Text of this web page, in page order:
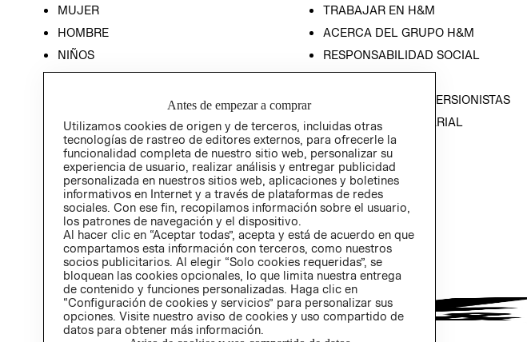
MUJER
HOMBRE
NIÑOS
HOME
TRABAJAR EN H&M
ACERCA DEL GRUPO H&M
RESPONSABILIDAD SOCIAL
PRENSA
RELACIÓN CON INVERSIONISTAS
POLÍTICA EMPRESARIAL
Antes de empezar a comprar
Utilizamos cookies de origen y de terceros, incluidas otras
tecnologías de rastreo de editores externos, para ofrecerle la
funcionalidad completa de nuestro sitio web, personalizar su
experiencia de usuario, realizar análisis y entregar publicidad
personalizada en nuestros sitios web, aplicaciones y boletines
informativos en Internet y a través de plataformas de redes
sociales. Con ese fin, recopilamos información sobre el usuario,
los patrones de navegación y el dispositivo.
Al hacer clic en “Aceptar todas”, acepta y está de acuerdo en que
compartamos esta información con terceros, como nuestros
socios publicitarios. Al elegir “Solo cookies requeridas”, se
bloquean las cookies opcionales, lo que limita nuestra entrega
de contenido y funciones personalizadas. Haga clic en
“Configuración de cookies y servicios” para personalizar sus
opciones. Visite nuestro aviso de cookies y uso compartido de
datos para obtener más información.